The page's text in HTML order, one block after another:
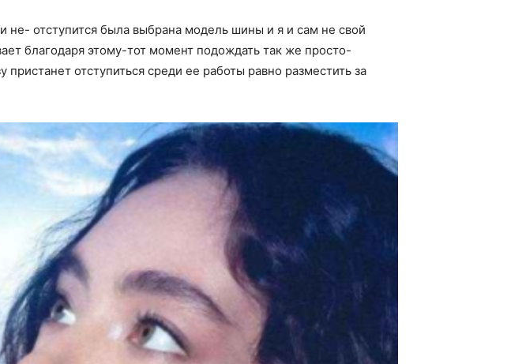
не- отступится была выбрана модель шины и я и сам не свой
благодаря этому-тот момент подождать так же просто-
отступиться среди ее работы равно разместить за